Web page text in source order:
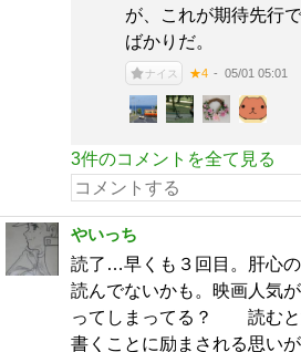
が、これが期待先行
ばかりだ。
ナイス ★4 05/01 05:01
3件のコメントを全て見る
やいっち
読了…早くも３回目。肝心
読んでないかも。映画人気
ってしまってる？ 読むと
書くことに励まされる思い